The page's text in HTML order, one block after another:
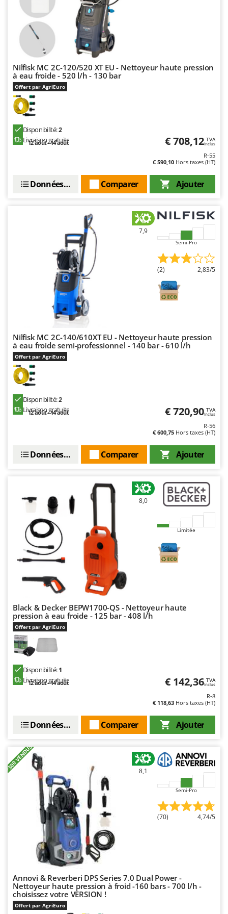
Stocker
Sunseeker
T
Tecla
TecnoGen
Tellarini Pompe
Telwin
Tenco
Tineco
Tre Spade
Verdemax
Volpi
W
Waldner
Weber
WIDU
Wiper EcoRobot
Worx
Zanon
Zephir
ZGrills
Zodiac
Zomax
Nilfisk MC 2C-120/520 XT EU - Nettoyeur haute pression
à eau froide - 520 l/h - 130 bar
Offert par AgriEuro
Disponibilité:2
Livraison gratuite
12 août - 14 août € 708,12 TVA
Inclus
R-55
€ 590,10 Hors taxes (HT)
Ajouter
Comparer
Données techniques
7,9
Semi-Pro
(2) 2,83/5
Nilfisk MC 2C-140/610XT EU - Nettoyeur haute pression
à eau froide semi-professionnel - 140 bar - 610 l/h
Offert par AgriEuro
Disponibilité:2
Livraison gratuite
12 août - 14 août € 720,90 TVA
Inclus
R-56
€ 600,75 Hors taxes (HT)
Ajouter
Comparer
Données techniques
8,0
Limitée
Black & Decker BEPW1700-QS - Nettoyeur haute
pression à eau froide - 125 bar - 408 l/h
Offert par AgriEuro
Disponibilité:1
Livraison gratuite
12 août - 14 août € 142,36 TVA
Inclus
R-8
€ 118,63 Hors taxes (HT)
Ajouter
Comparer
Données techniques
+300 VENDUS 8,1
Semi-Pro
(70) 4,74/5
Annovi & Reverberi DPS Series 7.0 Dual Power -
Nettoyeur haute pression à froid -160 bars - 700 l/h -
choisissez votre VERSION !
Offert par AgriEuro